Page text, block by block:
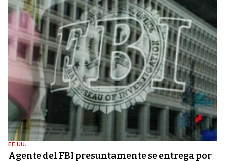
EE.UU.
Agente del FBI presuntamente se entrega por